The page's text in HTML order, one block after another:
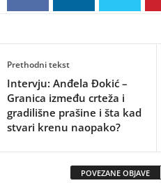
Prethodni tekst
Intervju: Anđela Đokić –
Granica između crteža i
gradilišne prašine i šta kad
stvari krenu naopako?
POVEZANE OBJAVE